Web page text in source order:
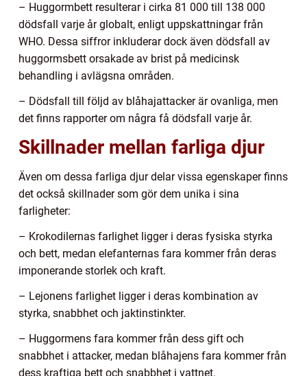
– Huggormbett resulterar i cirka 81 000 till 138 000
dödsfall varje år globalt, enligt uppskattningar från
WHO. Dessa siffror inkluderar dock även dödsfall av
huggormsbett orsakade av brist på medicinsk
behandling i avlägsna områden.
– Dödsfall till följd av blåhajattacker är ovanliga, men
det finns rapporter om några få dödsfall varje år.
Skillnader mellan farliga djur
Även om dessa farliga djur delar vissa egenskaper finns
det också skillnader som gör dem unika i sina
farligheter:
– Krokodilernas farlighet ligger i deras fysiska styrka
och bett, medan elefanternas fara kommer från deras
imponerande storlek och kraft.
– Lejonens farlighet ligger i deras kombination av
styrka, snabbhet och jaktinstinkter.
– Huggormens fara kommer från dess gift och
snabbhet i attacker, medan blåhajens fara kommer från
dess kraftiga bett och snabbhet i vattnet.